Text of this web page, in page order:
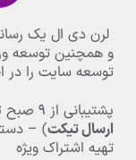
لرن دی ال یک
و همچنین توسعه
توسعه سایت را در
پشتیبانی از ۹ صبح
ارسال تیکت) –
تهیه اشتراک ویژه